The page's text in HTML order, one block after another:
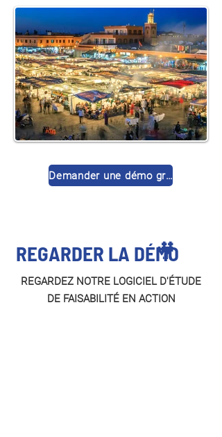
Demander une démo gratuite
REGARDER LA DÉMO
🎥
REGARDEZ NOTRE LOGICIEL D'ÉTUDE
DE FAISABILITÉ EN ACTION